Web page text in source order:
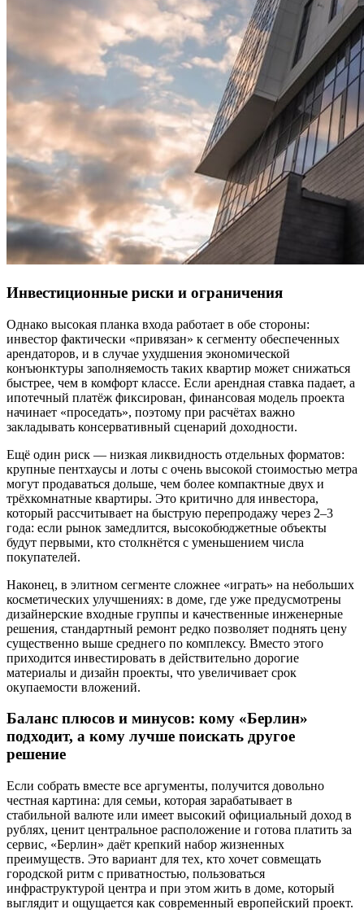
Инвестиционные риски и ограничения
Однако высокая планка входа работает в обе стороны:
инвестор фактически «привязан» к сегменту обеспеченных
арендаторов, и в случае ухудшения экономической
конъюнктуры заполняемость таких квартир может снижаться
быстрее, чем в комфорт классе. Если арендная ставка падает, а
ипотечный платёж фиксирован, финансовая модель проекта
начинает «проседать», поэтому при расчётах важно
закладывать консервативный сценарий доходности.
Ещё один риск — низкая ликвидность отдельных форматов:
крупные пентхаусы и лоты с очень высокой стоимостью метра
могут продаваться дольше, чем более компактные двух и
трёхкомнатные квартиры. Это критично для инвестора,
который рассчитывает на быструю перепродажу через 2–3
года: если рынок замедлится, высокобюджетные объекты
будут первыми, кто столкнётся с уменьшением числа
покупателей.
Наконец, в элитном сегменте сложнее «играть» на небольших
косметических улучшениях: в доме, где уже предусмотрены
дизайнерские входные группы и качественные инженерные
решения, стандартный ремонт редко позволяет поднять цену
существенно выше среднего по комплексу. Вместо этого
приходится инвестировать в действительно дорогие
материалы и дизайн проекты, что увеличивает срок
окупаемости вложений.
Баланс плюсов и минусов: кому «Берлин»
подходит, а кому лучше поискать другое
решение
Если собрать вместе все аргументы, получится довольно
честная картина: для семьи, которая зарабатывает в
стабильной валюте или имеет высокий официальный доход в
рублях, ценит центральное расположение и готова платить за
сервис, «Берлин» даёт крепкий набор жизненных
преимуществ. Это вариант для тех, кто хочет совмещать
городской ритм с приватностью, пользоваться
инфраструктурой центра и при этом жить в доме, который
выглядит и ощущается как современный европейский проект.